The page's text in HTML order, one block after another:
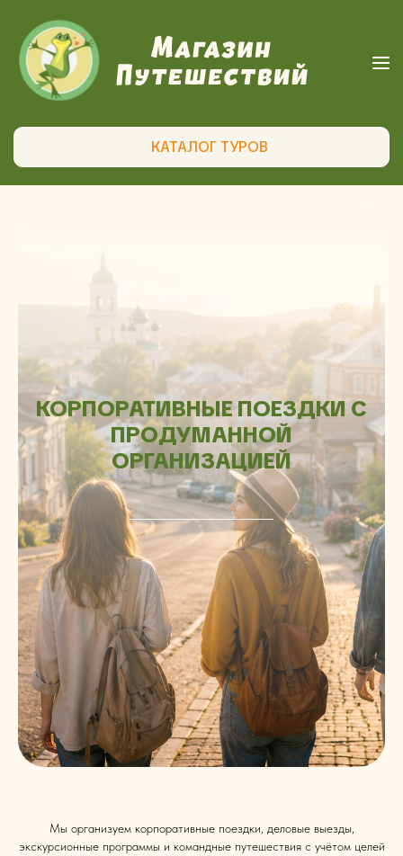
КАТАЛОГ ТУРОВ
КОРПОРАТИВНЫЕ ПОЕЗДКИ С
ПРОДУМАННОЙ
ОРГАНИЗАЦИЕЙ
Мы организуем корпоративные поездки, деловые выезды,
экскурсионные программы и командные путешествия с учётом целей